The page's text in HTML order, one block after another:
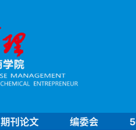
期刊论文 编委会